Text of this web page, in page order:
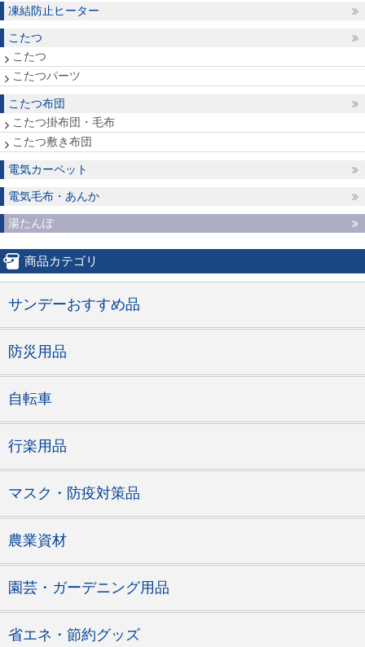
凍結防止ヒーター
こたつ
こたつ
こたつパーツ
こたつ布団
こたつ掛布団・毛布
こたつ敷き布団
電気カーペット
電気毛布・あんか
湯たんぽ
商品カテゴリ
サンデーおすすめ品
防災用品
自転車
行楽用品
マスク・防疫対策品
農業資材
園芸・ガーデニング用品
省エネ・節約グッズ